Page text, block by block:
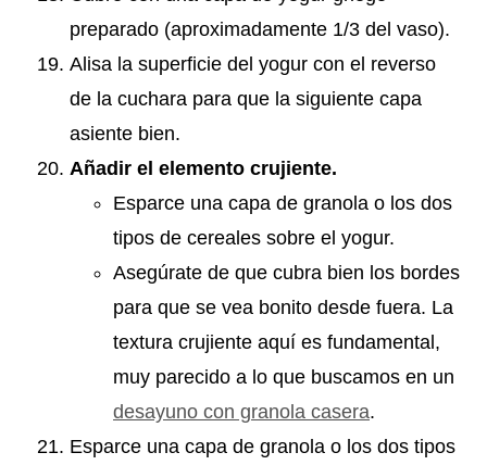
preparado (aproximadamente 1/3 del vaso).
Alisa la superficie del yogur con el reverso
de la cuchara para que la siguiente capa
asiente bien.
Añadir el elemento crujiente.
Esparce una capa de granola o los dos
tipos de cereales sobre el yogur.
Asegúrate de que cubra bien los bordes
para que se vea bonito desde fuera. La
textura crujiente aquí es fundamental,
muy parecido a lo que buscamos en un
desayuno con granola casera.
Esparce una capa de granola o los dos tipos